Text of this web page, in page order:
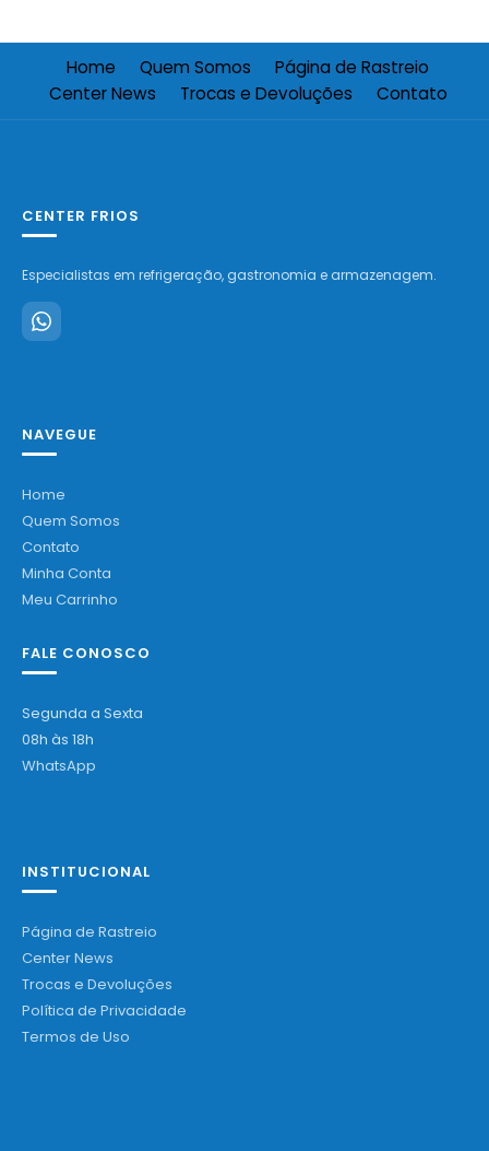
Home Quem Somos
Página de Rastreio
Center News
Trocas e Devoluções Contato
CENTER FRIOS
Especialistas em refrigeração, gastronomia e armazenagem.
NAVEGUE
Home
Quem Somos
Contato
Minha Conta
Meu Carrinho
FALE CONOSCO
Segunda a Sexta
08h às 18h
WhatsApp
INSTITUCIONAL
Página de Rastreio
Center News
Trocas e Devoluções
Política de Privacidade
Termos de Uso